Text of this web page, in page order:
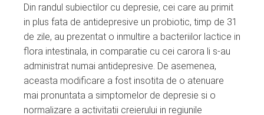
Din randul subiectilor cu depresie, cei care au primit
in plus fata de antidepresive un probiotic, timp de 31
de zile, au prezentat o inmultire a bacteriilor lactice in
flora intestinala, in comparatie cu cei carora li s-au
administrat numai antidepresive. De asemenea,
aceasta modificare a fost insotita de o atenuare
mai pronuntata a simptomelor de depresie si o
normalizare a activitatii creierului in regiunile